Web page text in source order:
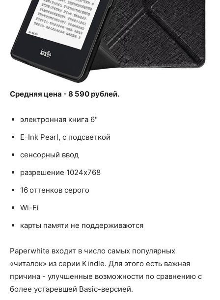
Средняя цена - 8 590 рублей.
электронная книга 6"
E-Ink Pearl, с подсветкой
сенсорный ввод
разрешение 1024x768
16 оттенков серого
Wi-Fi
карты памяти не поддерживаются
Paperwhite входит в число самых популярных
«читалок» из серии Kindle. Для этого есть важная
причина - улучшенные возможности по сравнению с
более устаревшей Basic-версией.